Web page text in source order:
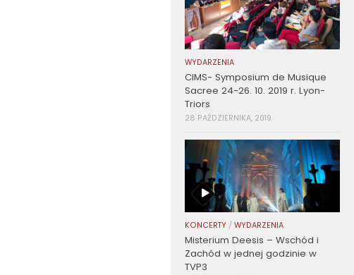
WYDARZENIA
CIMS- Symposium de Musique
Sacree 24-26. 10. 2019 r. Lyon-
Triors
28 PAŹDZIERNIKA, 2019
KONCERTY / WYDARZENIA
Misterium Deesis – Wschód i
Zachód w jednej godzinie w
TVP3